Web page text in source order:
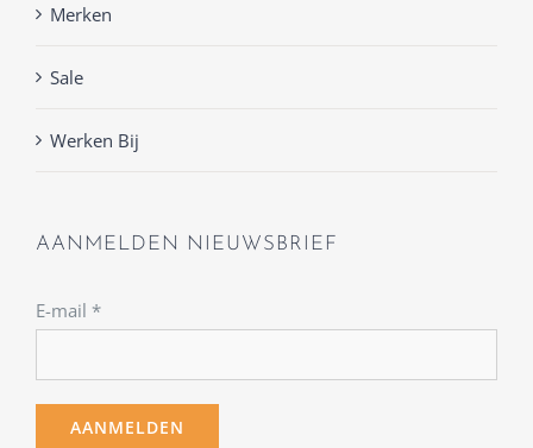
Merken
Sale
Werken Bij
AANMELDEN NIEUWSBRIEF
E-mail *